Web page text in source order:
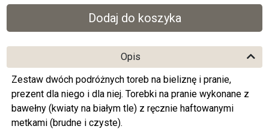
Opis
Zestaw dwóch podróżnych toreb na bieliznę i pranie,
prezent dla niego i dla niej. Torebki na pranie wykonane z
bawełny (kwiaty na białym tle) z ręcznie haftowanymi
metkami (brudne i czyste).